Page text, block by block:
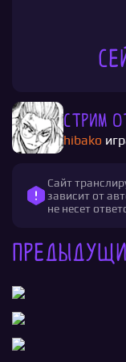
Стрим
hibako
Сайт
зависит от
не несет